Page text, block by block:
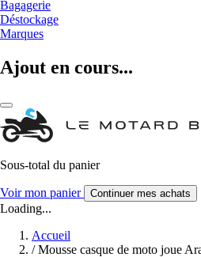
Bagagerie
Déstockage
Marques
Ajout en cours...
Sous-total du panier
Voir mon panier Continuer mes achats
Loading...
Accueil
/ Mousse casque de moto joue